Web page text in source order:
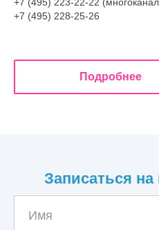
+7 (495) 228-25-26
Подробнее
Записаться